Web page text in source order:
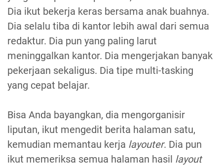
Dia ikut bekerja keras bersama anak buahnya.
Dia selalu tiba di kantor lebih awal dari semua
redaktur. Dia pun yang paling larut
meninggalkan kantor. Dia mengerjakan banyak
pekerjaan sekaligus. Dia tipe multi-tasking
yang cepat belajar.
Bisa Anda bayangkan, dia mengorganisir
liputan, ikut mengedit berita halaman satu,
kemudian memantau kerja layouter. Dia pun
ikut memeriksa semua halaman hasil layout